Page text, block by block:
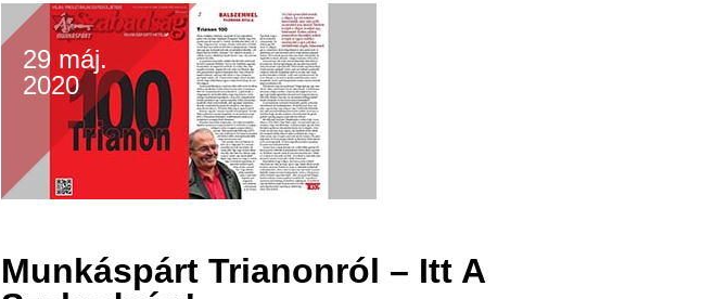
29 máj.
2020
Munkáspárt Trianonról – Itt A